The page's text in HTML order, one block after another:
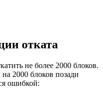
отката
не более 2000 блоков.
2000 блоков позади
ошибкой: